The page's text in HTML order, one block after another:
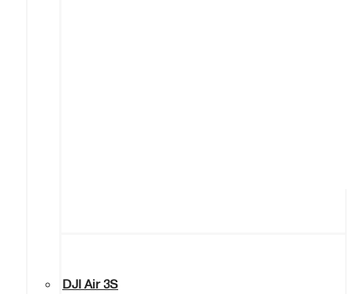
DJI Air 3S